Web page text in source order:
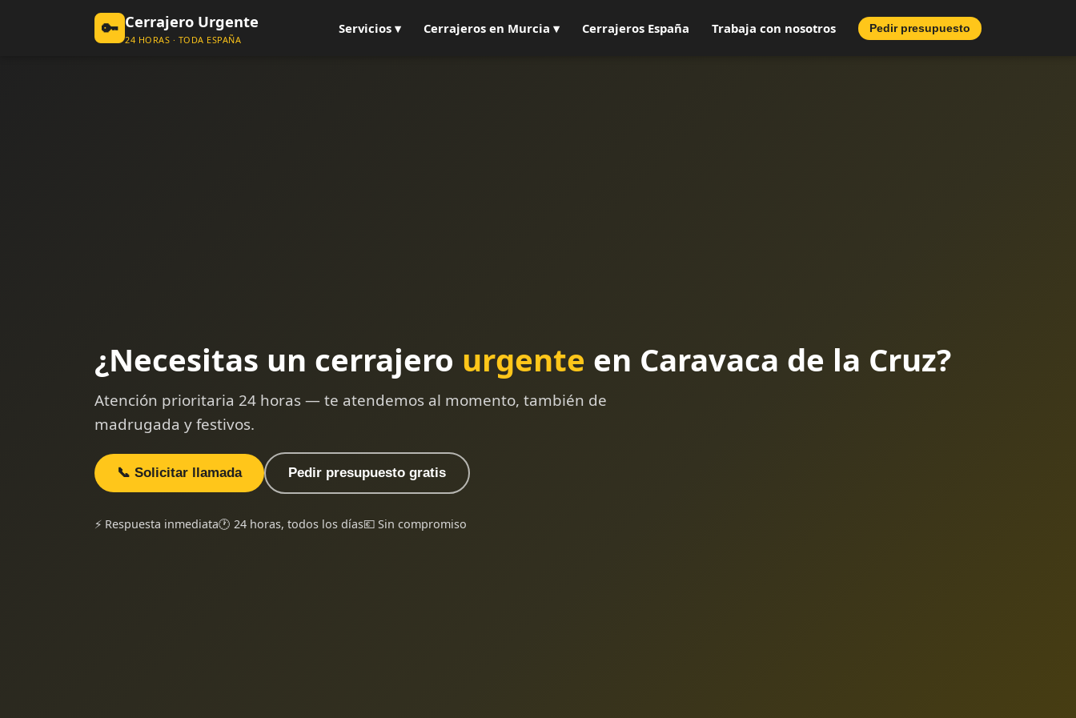
🔑 Cerrajero Urgente
24 HORAS · TODA ESPAÑA
Servicios ▾ Cerrajeros en Murcia ▾ Cerrajeros España Trabaja con nosotros Pedir presupuesto
¿Necesitas un cerrajero urgente en Caravaca de la Cruz?
Atención prioritaria 24 horas — te atendemos al momento, también de
madrugada y festivos.
📞 Solicitar llamada Pedir presupuesto gratis
⚡ Respuesta inmediata🕐 24 horas, todos los días💶 Sin compromiso